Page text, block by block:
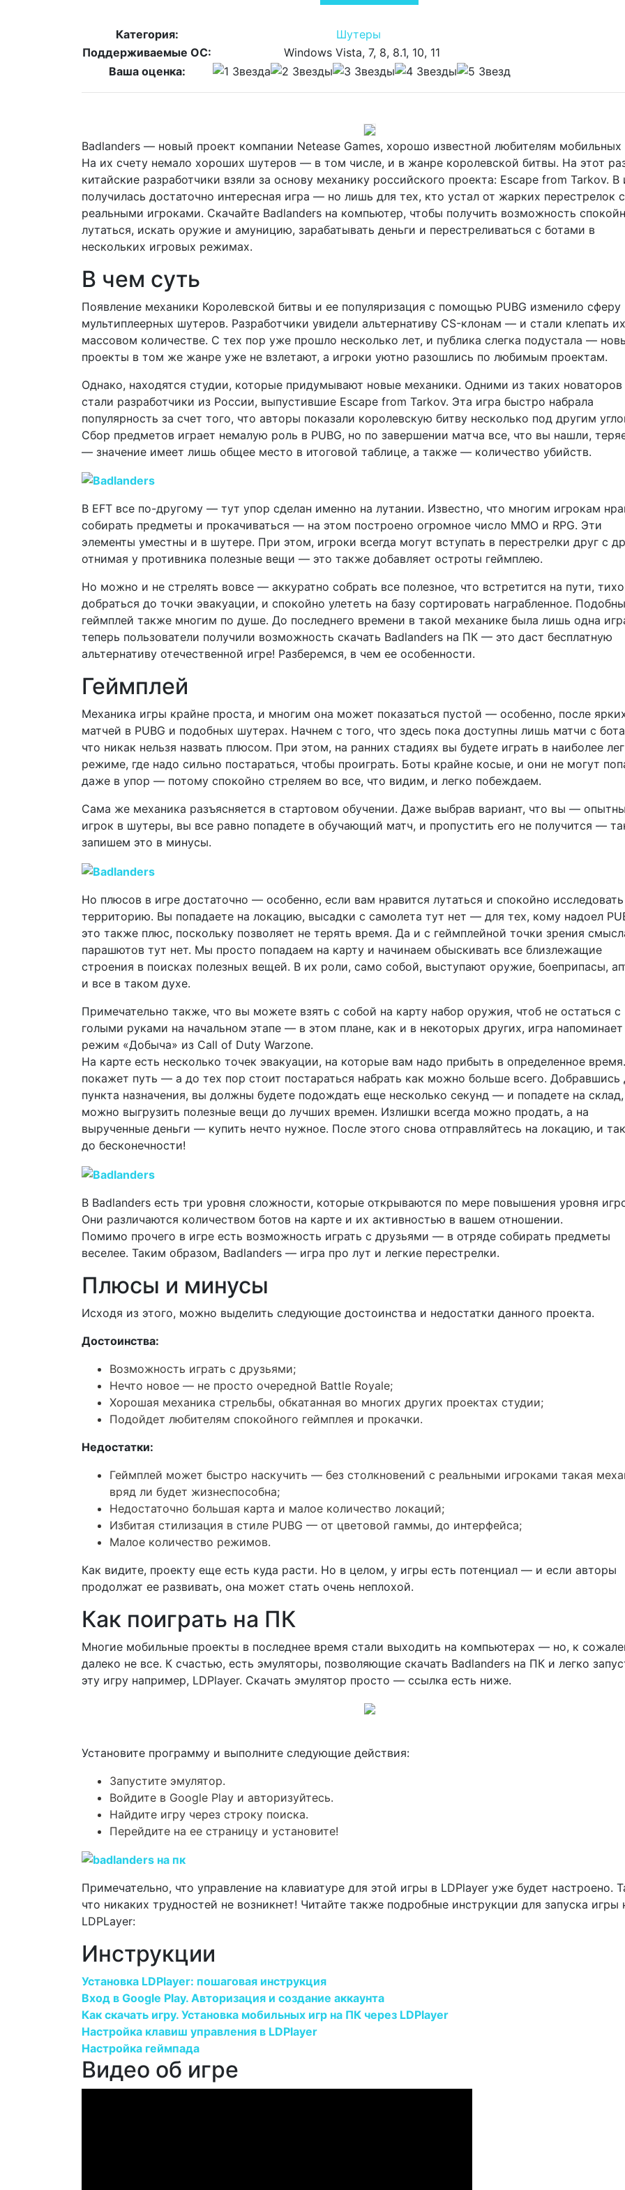
Категория:
Шутеры
Поддерживаемые ОС:
Windows Vista, 7, 8, 8.1, 10, 11
Ваша оценка:
Badlanders — новый проект компании Netease Games, хорошо известной любителям мобильных
На их счету немало хороших шутеров — в том числе, и в жанре королевской битвы. На этот
китайские разработчики взяли за основу механику российского проекта: Escape from Tarkov. В
получилась достаточно интересная игра — но лишь для тех, кто устал от жарких перестрелок с
реальными игроками. Скачайте Badlanders на компьютер, чтобы получить возможность
лутаться, искать оружие и амуницию, зарабатывать деньги и перестреливаться с ботами в
нескольких игровых режимах.
В чем суть
Появление механики Королевской битвы и ее популяризация с помощью PUBG изменило сферу
мультиплеерных шутеров. Разработчики увидели альтернативу CS-клонам — и стали клепать
массовом количестве. С тех пор уже прошло несколько лет, и публика слегка подустала —
проекты в том же жанре уже не взлетают, а игроки уютно разошлись по любимым проектам.
Однако, находятся студии, которые придумывают новые механики. Одними из таких новаторов
стали разработчики из России, выпустившие Escape from Tarkov. Эта игра быстро набрала
популярность за счет того, что авторы показали королевскую битву несколько под другим
Сбор предметов играет немалую роль в PUBG, но по завершении матча все, что вы нашли,
— значение имеет лишь общее место в итоговой таблице, а также — количество убийств.
В EFT все по-другому — тут упор сделан именно на лутании. Известно, что многим игрокам
собирать предметы и прокачиваться — на этом построено огромное число MMO и RPG. Эти
элементы уместны и в шутере. При этом, игроки всегда могут вступать в перестрелки друг с
отнимая у противника полезные вещи — это также добавляет остроты геймплею.
Но можно и не стрелять вовсе — аккуратно собрать все полезное, что встретится на пути, тихо
добраться до точки эвакуации, и спокойно улететь на базу сортировать награбленное.
геймплей также многим по душе. До последнего времени в такой механике была лишь одна
теперь пользователи получили возможность скачать Badlanders на ПК — это даст бесплатную
альтернативу отечественной игре! Разберемся, в чем ее особенности.
Геймплей
Механика игры крайне проста, и многим она может показаться пустой — особенно, после
матчей в PUBG и подобных шутерах. Начнем с того, что здесь пока доступны лишь матчи с
что никак нельзя назвать плюсом. При этом, на ранних стадиях вы будете играть в наиболее
режиме, где надо сильно постараться, чтобы проиграть. Боты крайне косые, и они не могут
даже в упор — потому спокойно стреляем во все, что видим, и легко побеждаем.
Сама же механика разъясняется в стартовом обучении. Даже выбрав вариант, что вы —
игрок в шутеры, вы все равно попадете в обучающий матч, и пропустить его не получится —
запишем это в минусы.
Но плюсов в игре достаточно — особенно, если вам нравится лутаться и спокойно исследовать
территорию. Вы попадаете на локацию, высадки с самолета тут нет — для тех, кому надоел
это также плюс, поскольку позволяет не терять время. Да и с геймплейной точки зрения
парашютов тут нет. Мы просто попадаем на карту и начинаем обыскивать все близлежащие
строения в поисках полезных вещей. В их роли, само собой, выступают оружие, боеприпасы,
и все в таком духе.
Примечательно также, что вы можете взять с собой на карту набор оружия, чтоб не остаться с
голыми руками на начальном этапе — в этом плане, как и в некоторых других, игра напоминает
режим «Добыча» из Call of Duty Warzone.
На карте есть несколько точек эвакуации, на которые вам надо прибыть в определенное
покажет путь — а до тех пор стоит постараться набрать как можно больше всего. Добравшись
пункта назначения, вы должны будете подождать еще несколько секунд — и попадете на склад,
можно выгрузить полезные вещи до лучших времен. Излишки всегда можно продать, а на
вырученные деньги — купить нечто нужное. После этого снова отправляйтесь на локацию, и
до бесконечности!
В Badlanders есть три уровня сложности, которые открываются по мере повышения уровня
Они различаются количеством ботов на карте и их активностью в вашем отношении.
Помимо прочего в игре есть возможность играть с друзьями — в отряде собирать предметы
веселее. Таким образом, Badlanders — игра про лут и легкие перестрелки.
Плюсы и минусы
Исходя из этого, можно выделить следующие достоинства и недостатки данного проекта.
Достоинства:
Возможность играть с друзьями;
Нечто новое — не просто очередной Battle Royale;
Хорошая механика стрельбы, обкатанная во многих других проектах студии;
Подойдет любителям спокойного геймплея и прокачки.
Недостатки:
Геймплей может быстро наскучить — без столкновений с реальными игроками такая
вряд ли будет жизнеспособна;
Недостаточно большая карта и малое количество локаций;
Избитая стилизация в стиле PUBG — от цветовой гаммы, до интерфейса;
Малое количество режимов.
Как видите, проекту еще есть куда расти. Но в целом, у игры есть потенциал — и если авторы
продолжат ее развивать, она может стать очень неплохой.
Как поиграть на ПК
Многие мобильные проекты в последнее время стали выходить на компьютерах — но, к
далеко не все. К счастью, есть эмуляторы, позволяющие скачать Badlanders на ПК и легко
эту игру например, LDPlayer. Скачать эмулятор просто — ссылка есть ниже.
Установите программу и выполните следующие действия:
Запустите эмулятор.
Войдите в Google Play и авторизуйтесь.
Найдите игру через строку поиска.
Перейдите на ее страницу и установите!
Примечательно, что управление на клавиатуре для этой игры в LDPlayer уже будет настроено.
что никаких трудностей не возникнет! Читайте также подробные инструкции для запуска игры
LDPLayer:
Инструкции
Установка LDPlayer: пошаговая инструкция
Вход в Google Play. Авторизация и создание аккаунта
Как скачать игру. Установка мобильных игр на ПК через LDPlayer
Настройка клавиш управления в LDPlayer
Настройка геймпада
Видео об игре